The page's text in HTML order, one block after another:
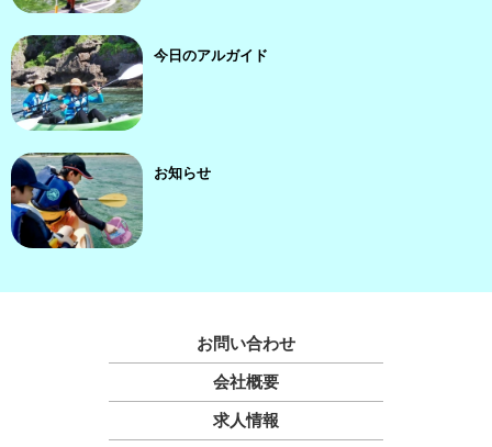
今日のアルガイド
お知らせ
お問い合わせ
会社概要
求人情報